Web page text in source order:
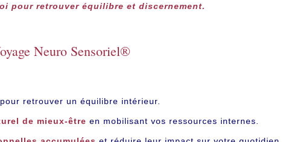
pour retrouver équilibre et discernement.
Neuro Sensoriel®
pour retrouver un équilibre intérieur.
de mieux-être en mobilisant vos ressources internes.